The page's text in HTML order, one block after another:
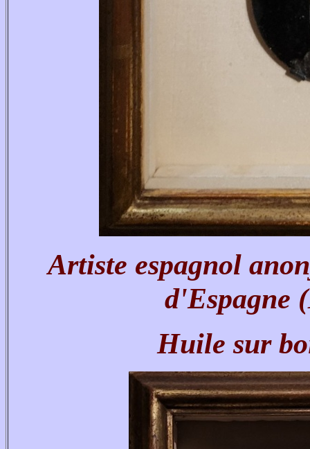
Artiste espagnol
d'Espagne
Huile sur